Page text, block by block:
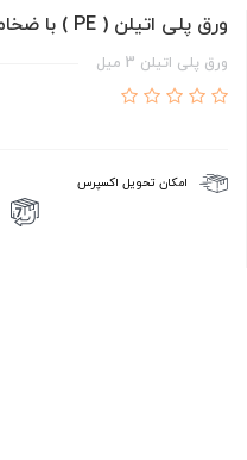
ورق پلی اتیلن ( PE ) با ضخامت 3 میلی متر
ورق پلی اتیلن 3 میل
امکان تحویل اکسپرس